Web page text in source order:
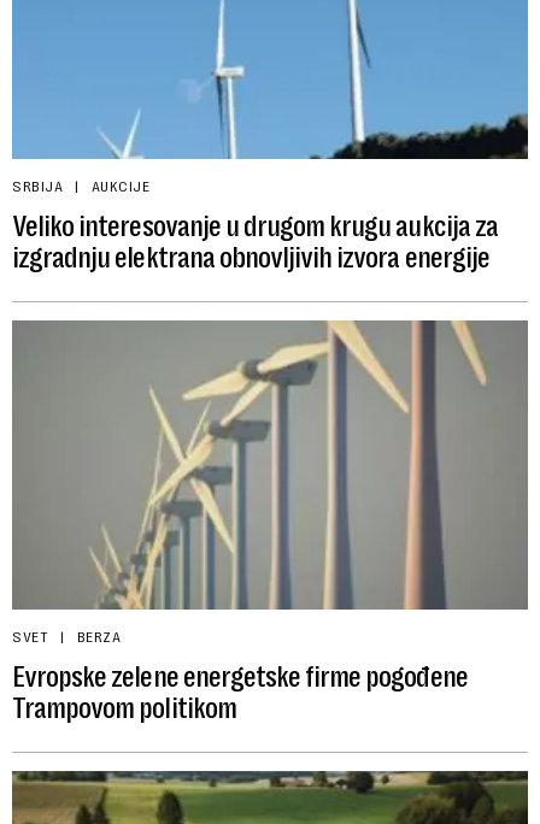
SRBIJA AUKCIJE
Veliko interesovanje u drugom krugu aukcija za
izgradnju elektrana obnovljivih izvora energije
SVET BERZA
Evropske zelene energetske firme pogođene
Trampovom politikom